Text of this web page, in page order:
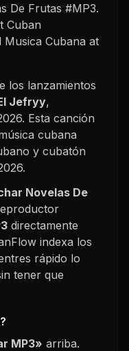
De Frutas #MP3.
Cuban
Musica Cubana at
los lanzamientos
Jefryy,
. Esta canción
cubana
y cubatón
.
Novelas De
directamente
indexa los
rápido lo
tener que
MP3» arriba.